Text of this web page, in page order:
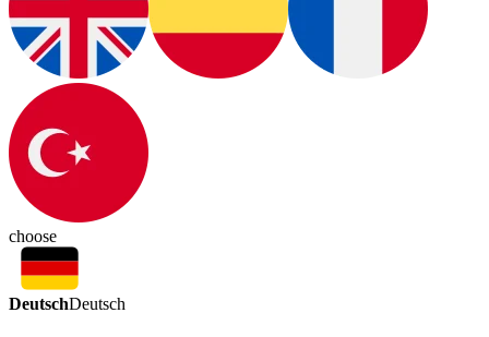
choose
DeutschDeutsch